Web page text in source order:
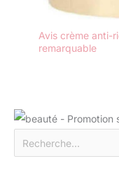
Avis crème anti-
remarquable